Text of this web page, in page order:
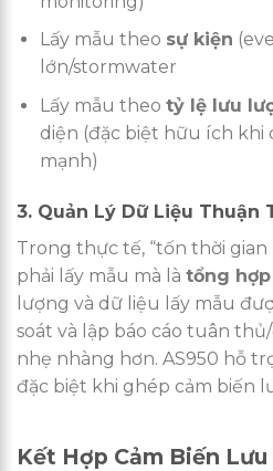
Lấy mẫu theo sự kiện
lớn/stormwater
Lấy mẫu theo tỷ lệ lưu
diện (đặc biệt hữu ích khi
mạnh)
3. Quản Lý Dữ Liệu Thuận
Trong thực tế, “tốn thời
phải lấy mẫu mà là tổng
lượng và dữ liệu lấy mẫu
soát và lập báo cáo tuân
nhẹ nhàng hơn. AS950 hỗ
đặc biệt khi ghép cảm biến
Kết Hợp Cảm Biến